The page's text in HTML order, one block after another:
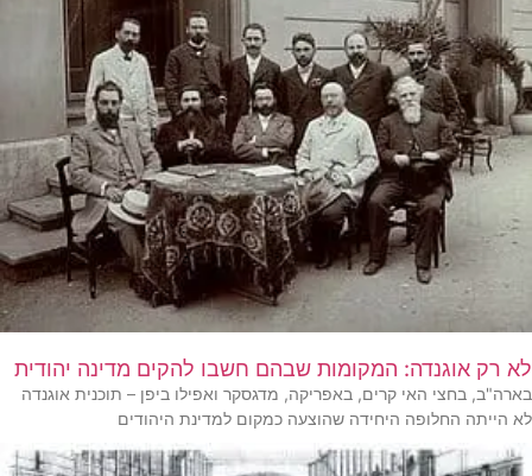
לא רק אוגנדה: המקומות שבהם חשבו להקים מדינה יהודית
בארה"ב, בחצי האי קרים, באפריקה, מדגסקר ואפילו ביפן – תוכנית אוגנדה
לא הייתה החלופה היחידה שהוצעה כמקום למדינת היהודים